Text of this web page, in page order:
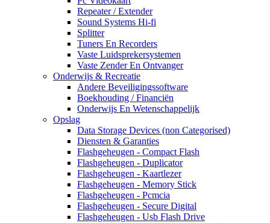
Repeater / Extender
Sound Systems Hi-fi
Splitter
Tuners En Recorders
Vaste Luidsprekersystemen
Vaste Zender En Ontvanger
Onderwijs & Recreatie
Andere Beveiligingssoftware
Boekhouding / Financiën
Onderwijs En Wetenschappelijk
Opslag
Data Storage Devices (non Categorised)
Diensten & Garanties
Flashgeheugen - Compact Flash
Flashgeheugen - Duplicator
Flashgeheugen - Kaartlezer
Flashgeheugen - Memory Stick
Flashgeheugen - Pcmcia
Flashgeheugen - Secure Digital
Flashgeheugen - Usb Flash Drive